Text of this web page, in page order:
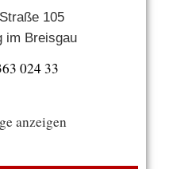
105
im Breisgau
024 33
anzeigen